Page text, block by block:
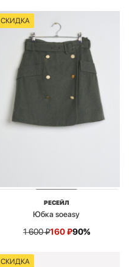
СКИДКА
РЕСЕЙЛ
Юбка soeasy
1 600₽160₽90%
СКИДКА